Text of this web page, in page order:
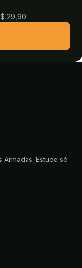
29,90
Estude só